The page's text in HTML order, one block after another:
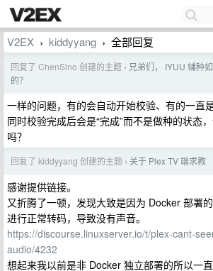
V2EX › kiddyyang › 全部回复
回复了 ChenSino 创建的主题 › 兄弟们， IYUU 辅种
的？
一样的问题，有的会自动开始校验、有的一直
同时校验完成后会是“完成”而不是做种的状态
吗？
回复了 kiddyyang 创建的主题 › 关于 Plex TV 端求教
感谢提供链接。
又折腾了一顿，发现大致是因为 Docker 部署
进行正常转码，导致没有声音。
https://discourse.linuxserver.io/t/plex-cant-
audio/4232
想起来我以前是非 Docker 独立部署的所以一